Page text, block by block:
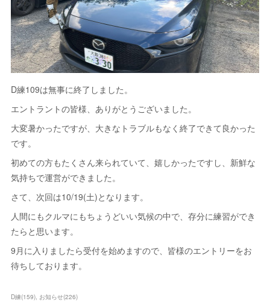
D練109は無事に終了しました。
エントラントの皆様、ありがとうございました。
大変暑かったですが、大きなトラブルもなく終了できて良かった
です。
初めての方もたくさん来られていて、嬉しかったですし、新鮮な
気持ちで運営ができました。
さて、次回は10/19(土)となります。
人間にもクルマにもちょうどいい気候の中で、存分に練習ができ
たらと思います。
9月に入りましたら受付を始めますので、皆様のエントリーをお
待ちしております。
D練(159) お知らせ(226)